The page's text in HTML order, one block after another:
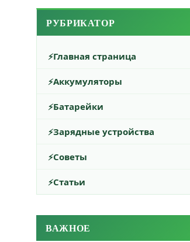
РУБРИКАТОР
Главная страница
Аккумуляторы
Батарейки
Зарядные устройства
Советы
Статьи
ВАЖНОЕ